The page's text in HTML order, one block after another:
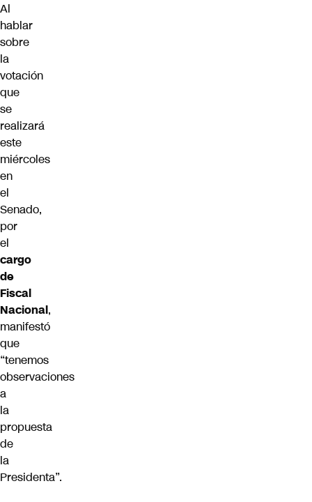
Al
hablar
sobre
la
votación
que
se
realizará
este
miércoles
en
el
Senado,
por
el
cargo
de
Fiscal
Nacional,
manifestó
que
“tenemos
observaciones
a
la
propuesta
de
la
Presidenta”.